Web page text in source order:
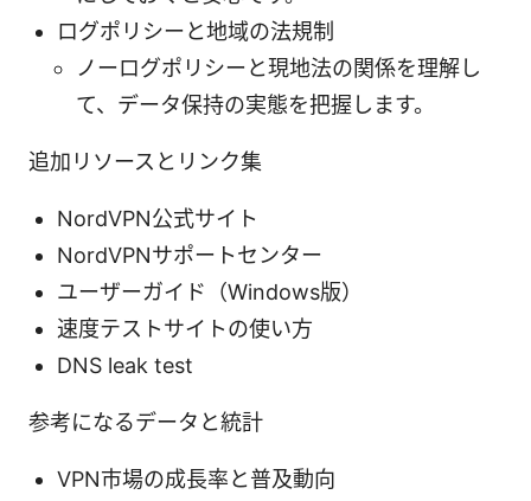
ログポリシーと地域の法規制
ノーログポリシーと現地法の関係を理解し
て、データ保持の実態を把握します。
追加リソースとリンク集
NordVPN公式サイト
NordVPNサポートセンター
ユーザーガイド（Windows版）
速度テストサイトの使い方
DNS leak test
参考になるデータと統計
VPN市場の成長率と普及動向